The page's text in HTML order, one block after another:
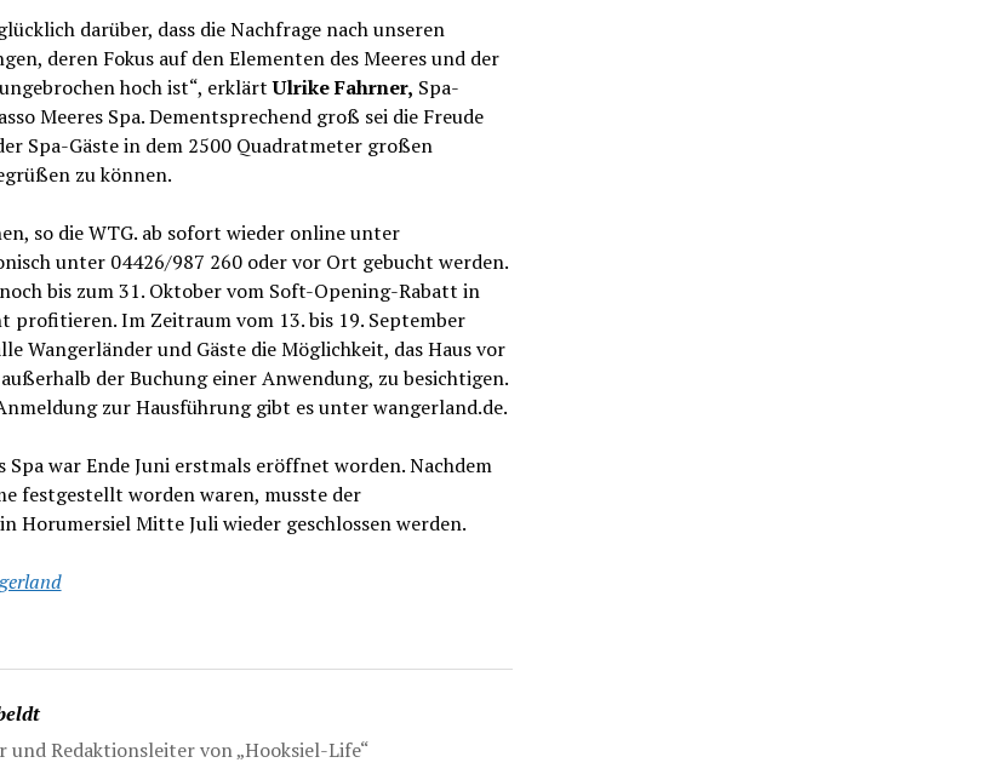
darüber, dass die Nachfrage nach unseren
deren Fokus auf den Elementen des Meeres und der
hoch ist“, erklärtUlrike Fahrner, Spa-
Meeres Spa. Dementsprechend groß sei die Freude
Spa-Gäste in dem 2500 Quadratmeter großen
zu können.
so die WTG. ab sofort wieder online unter
unter 04426/987 260 oder vor Ort gebucht werden.
bis zum 31. Oktober vom Soft-Opening-Rabatt in
profitieren. Im Zeitraum vom 13. bis 19. September
Wangerländer und Gäste die Möglichkeit, das Haus vor
der Buchung einer Anwendung, zu besichtigen.
zur Hausführung gibt es unter wangerland.de.
Spa war Ende Juni erstmals eröffnet worden. Nachdem
festgestellt worden waren, musste der
Horumersiel Mitte Juli wieder geschlossen werden.
und Redaktionsleiter von „Hooksiel-Life“